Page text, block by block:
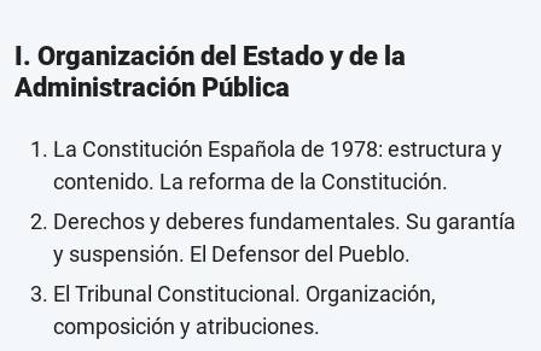
I. Organización del Estado y de la
Administración Pública
La Constitución Española de 1978: estructura y
contenido. La reforma de la Constitución.
Derechos y deberes fundamentales. Su garantía
y suspensión. El Defensor del Pueblo.
El Tribunal Constitucional. Organización,
composición y atribuciones.